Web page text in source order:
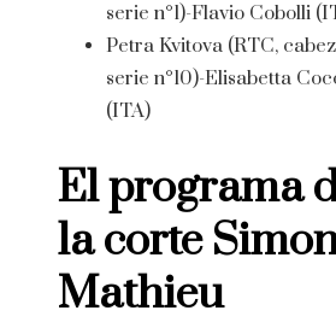
serie n°1)-Flavio Cobolli
Petra Kvitova (RTC,
serie n°10)-Elisabetta
(ITA)
El programa
la corte
Mathieu